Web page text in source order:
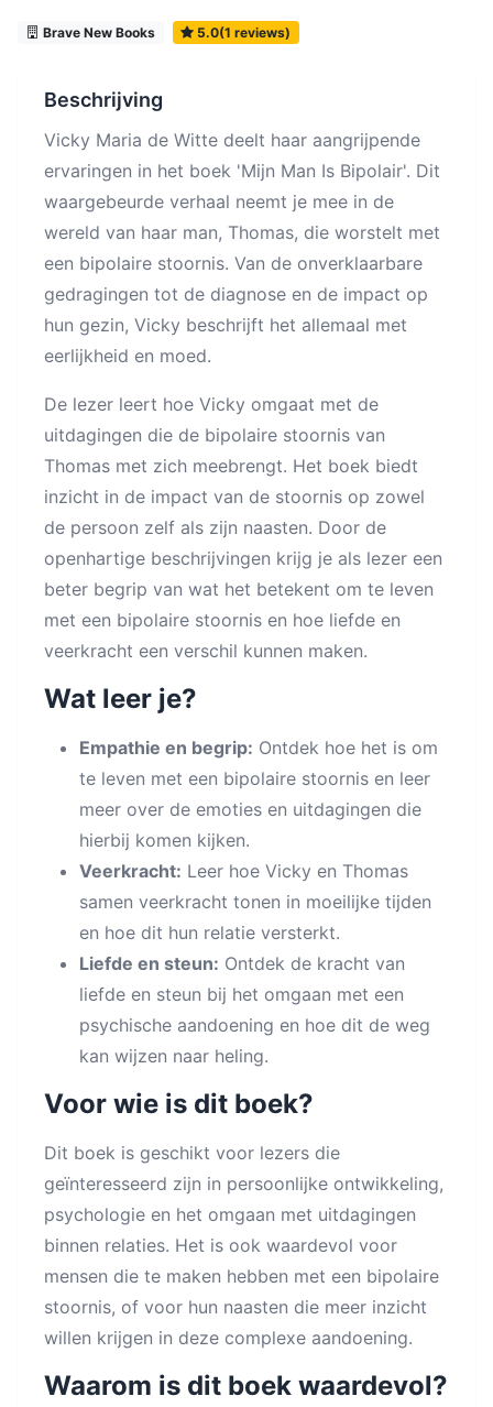
Brave New Books 5.0(1 reviews)
Beschrijving
Vicky Maria de Witte deelt haar aangrijpende
ervaringen in het boek 'Mijn Man Is Bipolair'. Dit
waargebeurde verhaal neemt je mee in de
wereld van haar man, Thomas, die worstelt met
een bipolaire stoornis. Van de onverklaarbare
gedragingen tot de diagnose en de impact op
hun gezin, Vicky beschrijft het allemaal met
eerlijkheid en moed.
De lezer leert hoe Vicky omgaat met de
uitdagingen die de bipolaire stoornis van
Thomas met zich meebrengt. Het boek biedt
inzicht in de impact van de stoornis op zowel
de persoon zelf als zijn naasten. Door de
openhartige beschrijvingen krijg je als lezer een
beter begrip van wat het betekent om te leven
met een bipolaire stoornis en hoe liefde en
veerkracht een verschil kunnen maken.
Wat leer je?
Empathie en begrip: Ontdek hoe het is om
te leven met een bipolaire stoornis en leer
meer over de emoties en uitdagingen die
hierbij komen kijken.
Veerkracht: Leer hoe Vicky en Thomas
samen veerkracht tonen in moeilijke tijden
en hoe dit hun relatie versterkt.
Liefde en steun: Ontdek de kracht van
liefde en steun bij het omgaan met een
psychische aandoening en hoe dit de weg
kan wijzen naar heling.
Voor wie is dit boek?
Dit boek is geschikt voor lezers die
geïnteresseerd zijn in persoonlijke ontwikkeling,
psychologie en het omgaan met uitdagingen
binnen relaties. Het is ook waardevol voor
mensen die te maken hebben met een bipolaire
stoornis, of voor hun naasten die meer inzicht
willen krijgen in deze complexe aandoening.
Waarom is dit boek waardevol?